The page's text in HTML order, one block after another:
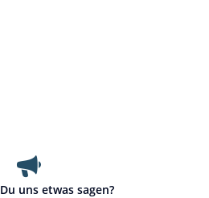
uns etwas sagen?